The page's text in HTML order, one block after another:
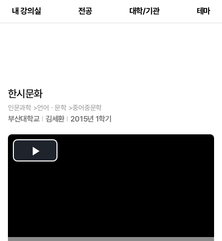
내 강의실 전공 대학/기관 테마
한시문화
인문과학 >언어ㆍ문학 >중어중문학
부산대학교 김세환 2015년 1학기
Play